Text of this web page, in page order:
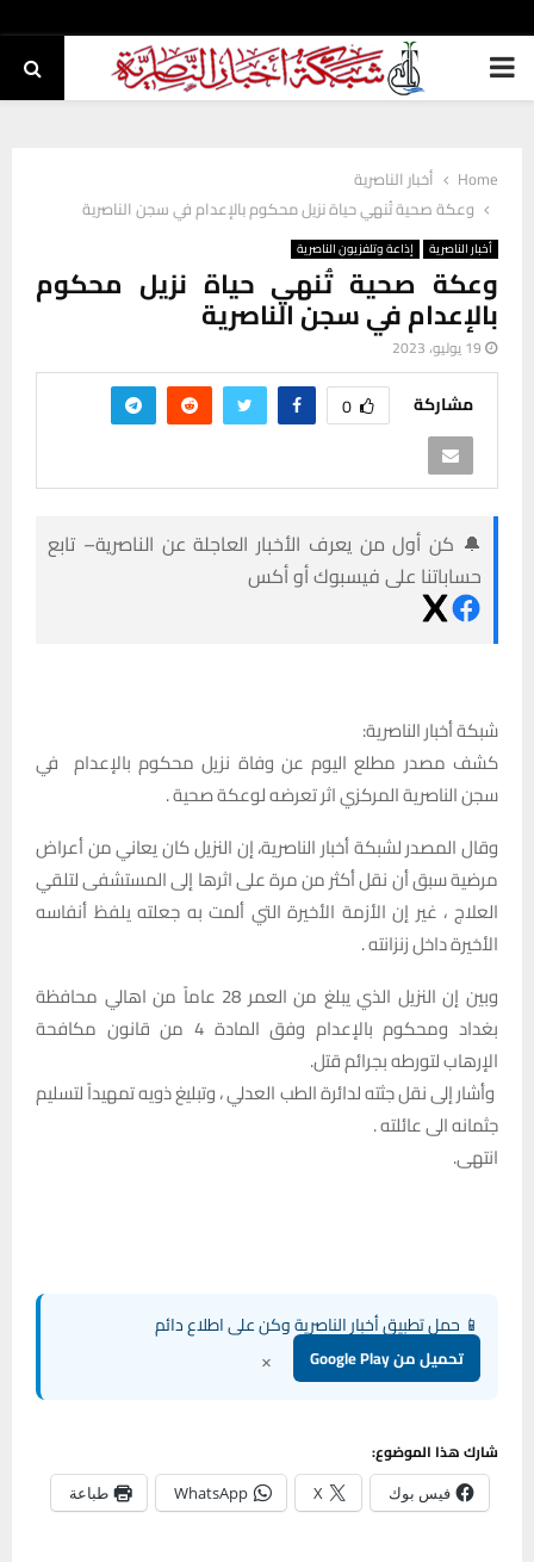
PRIMARY
Home
أخبار الناصرية
وعكة صحية تُنهي حياة نزيل محكوم بالإعدام في سجن الناصرية
أخبار الناصرية إذاعة وتلفزيون الناصرية
وعكة صحية تُنهي حياة نزيل محكوم
بالإعدام في سجن الناصرية
19 يوليو، 2023
مشاركة 0
🔔 كن أول من يعرف الأخبار العاجلة عن الناصرية– تابع
حساباتنا على فيسبوك أو أكس
شبكة أخبار الناصرية:
كشف مصدر مطلع اليوم عن وفاة نزيل محكوم بالإعدام في
سجن الناصرية المركزي اثر تعرضه لوعكة صحية .
وقال المصدر لشبكة أخبار الناصرية، إن النزيل كان يعاني من أعراض
مرضية سبق أن نقل أكثر من مرة على اثرها إلى المستشفى لتلقي
العلاج ، غير إن الأزمة الأخيرة التي ألمت به جعلته يلفظ أنفاسه
الأخيرة داخل زنزانته .
وبين إن النزيل الذي يبلغ من العمر 28 عاماً من اهالي محافظة
بغداد ومحكوم بالإعدام وفق المادة 4 من قانون مكافحة
الإرهاب لتورطه بجرائم قتل.
وأشار إلى نقل جثته لدائرة الطب العدلي ، وتبليغ ذويه تمهيداً لتسليم
جثمانه الى عائلته .
انتهى.
📱 حمل تطبيق أخبار الناصرية وكن على اطلاع دائم
تحميل من Google Play ×
شارك هذا الموضوع:
فيس بوك X
WhatsApp طباعة